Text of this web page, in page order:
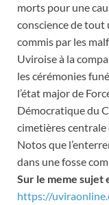
morts pour une
conscience de tout
commis par les
Uviroise à la
les cérémonies
l’état major de
Démocratique du
cimetières centrale
Notos que
dans une fosse
Sur le meme sujet
https://